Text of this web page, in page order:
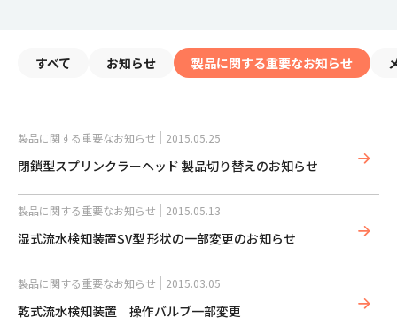
すべて お知らせ 製品に関する重要なお知らせ
製品に関する重要なお知らせ 2015.05.25
閉鎖型スプリンクラーヘッド 製品切り替えのお知らせ
製品に関する重要なお知らせ 2015.05.13
湿式流水検知装置SV型 形状の一部変更のお知らせ
製品に関する重要なお知らせ 2015.03.05
乾式流水検知装置 操作バルブ一部変更